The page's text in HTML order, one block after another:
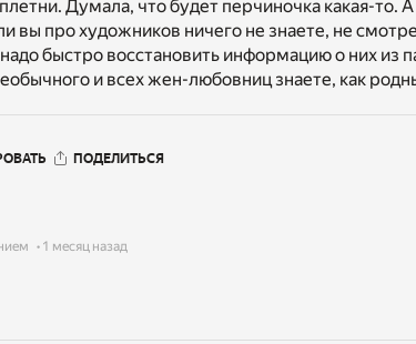
Думала, что будет перчиночка какая-то.
вы про художников ничего не знаете, не
быстро восстановить информацию о них из
и всех жен-любовниц знаете, как
ПОДЕЛИТЬСЯ
1 месяц назад